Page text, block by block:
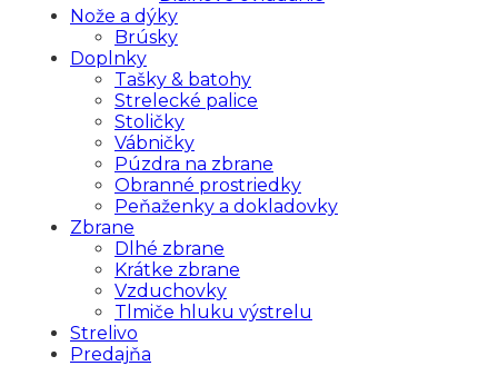
Nože a dýky
Brúsky
Doplnky
Tašky & batohy
Strelecké palice
Stoličky
Vábničky
Púzdra na zbrane
Obranné prostriedky
Peňaženky a dokladovky
Zbrane
Dlhé zbrane
Krátke zbrane
Vzduchovky
Tlmiče hluku výstrelu
Strelivo
Predajňa